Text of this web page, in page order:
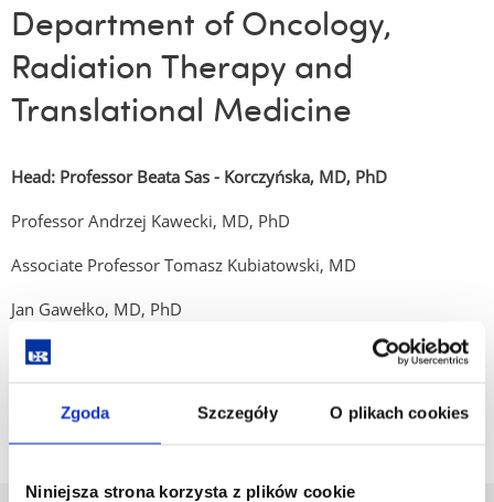
Zgoda Szczegóły O plikach cookies
Niniejsza strona korzysta z plików cookie
Department of Oncology,
Radiation Therapy and
Translational Medicine
Head: Professor Beata Sas - Korczyńska, MD, PhD
Professor Andrzej Kawecki, MD, PhD
Associate Professor Tomasz Kubiatowski, MD
Jan Gawełko, MD, PhD
Aleksandra Stryjkowska -Góra, MD, PhD